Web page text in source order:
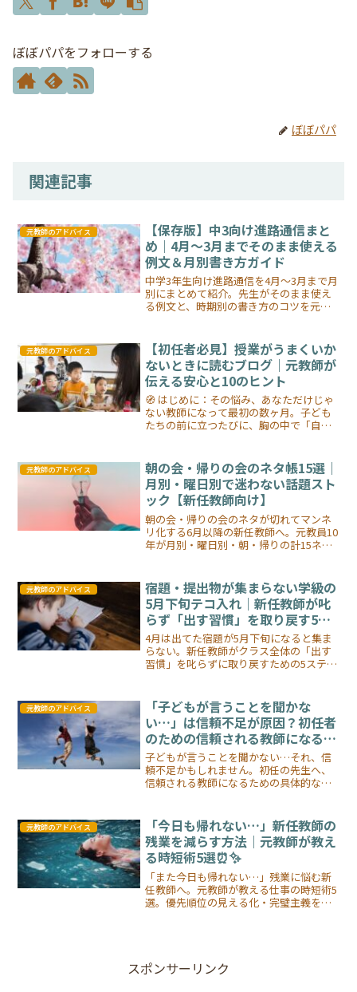
ぼぼパパをフォローする
ぼぼパパ
関連記事
元教師のアドバイス
【保存版】中3向け進路通信まと
め｜4月〜3月までそのまま使える
例文＆月別書き方ガイド
中学3年生向け進路通信を4月〜3月まで月
別にまとめて紹介。先生がそのまま使え
る例文と、時期別の書き方のコツを元教
元教師のアドバイス
【初任者必見】授業がうまくいか
ないときに読むブログ｜元教師が
伝える安心と10のヒント
🧭 はじめに：その悩み、あなただけじゃ
ない教師になって最初の数ヶ月。子ども
たちの前に立つたびに、胸の中で「自分
進まない。子どもが話を聞いてくれな
い。沈黙が怖い。そんな経...
元教師のアドバイス
朝の会・帰りの会のネタ帳15選｜
月別・曜日別で迷わない話題スト
ック【新任教師向け】
朝の会・帰りの会のネタが切れてマンネ
リ化する6月以降の新任教師へ。元教員10
年が月別・曜日別・朝・帰りの計15ネタ
作り方を実体験ベースで公開します。
元教師のアドバイス
宿題・提出物が集まらない学級の
5月下旬テコ入れ｜新任教師が叱
らず「出す習慣」を取り戻す5ス
テップ
4月は出てた宿題が5月下旬になると集ま
らない。新任教師がクラス全体の「出す
習慣」を叱らずに取り戻すための5ステッ
元教師のアドバイス
「子どもが言うことを聞かな
い…」は信頼不足が原因？初任者
のための信頼される教師になる方
法【元教師が解説】
子どもが言うことを聞かない…それ、信
頼不足かもしれません。初任の先生へ、
信頼される教師になるための具体的な方
元教師のアドバイス
「今日も帰れない…」新任教師の
残業を減らす方法｜元教師が教え
る時短術5選⏰✨
「また今日も帰れない…」残業に悩む新
任教師へ。元教師が教える仕事の時短術5
選。優先順位の見える化・完璧主義を手
スポンサーリンク